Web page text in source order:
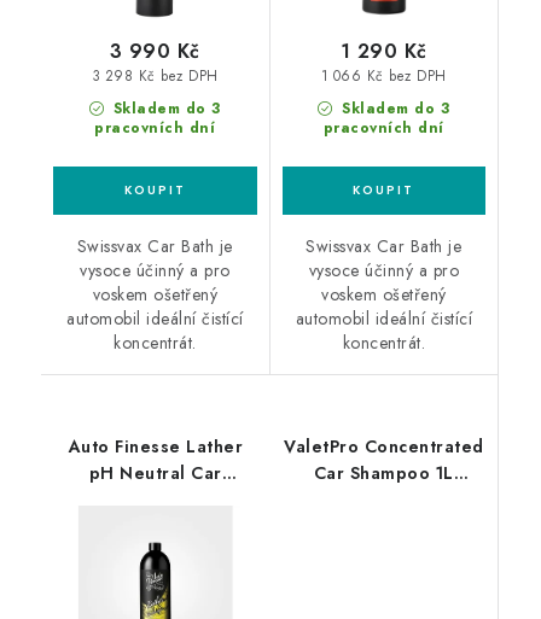
Skladem do 3
pracovních dní
3 298 Kč bez DPH
3 990 Kč
Swissvax Car Bath je
vysoce účinný a pro
voskem ošetřený
automobil ideální čistící
koncentrát.
Skladem do 3
pracovních dní
1 066 Kč bez DPH
1 290 Kč
Swissvax Car Bath je
vysoce účinný a pro
voskem ošetřený
automobil ideální čistící
koncentrát.
Auto Finesse Lather
pH Neutral Car
ValetPro Concentrated
Car Shampoo 1L